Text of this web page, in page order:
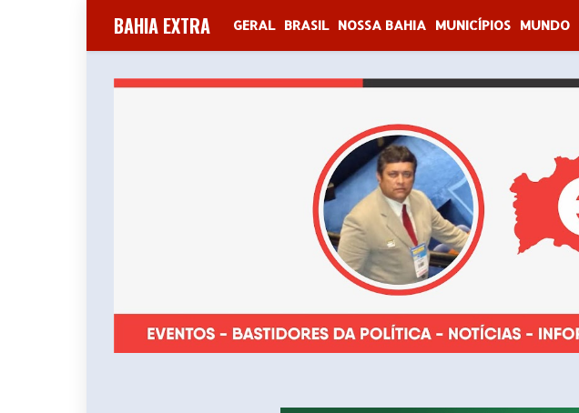
BAHIA EXTRA GERAL BRASIL NOSSA BAHIA MUNICÍPIOS MUNDO